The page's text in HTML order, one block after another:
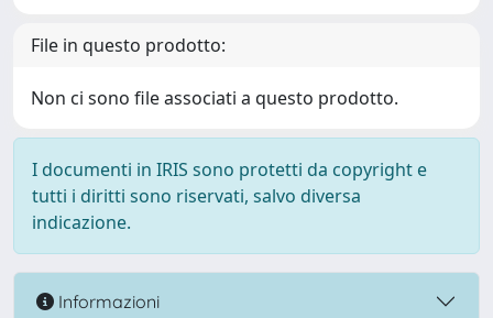
File in questo prodotto:
Non ci sono file associati a questo prodotto.
I documenti in IRIS sono protetti da copyright e
tutti i diritti sono riservati, salvo diversa
indicazione.
Informazioni